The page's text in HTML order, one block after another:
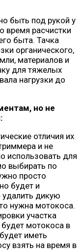
быть под рукой у
время расчистки
быта. Тачка
органического,
материалов и
для тяжелых
нагрузки до
но не
отличия их
и не
использовать для
выбирать по
просто
будет и
дикую
нужна мотокоса.
участка
мотокоса в
иметь
взять на время в